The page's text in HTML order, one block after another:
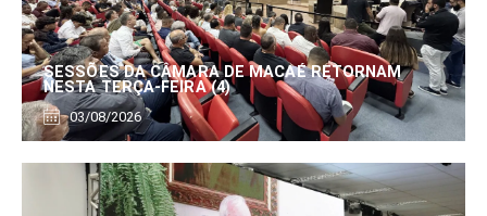
SESSÕES DA CÂMARA DE MACAÉ RETORNAM
NESTA TERÇA-FEIRA (4)
03/08/2026